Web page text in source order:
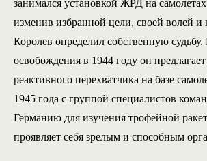
занимался установкой ЖРД на
изменив избранной цели, своей волей и
Королев определил собственную
освобождения в 1944 году он
реактивного перехватчика на базе
1945 года с группой специалистов
Германию для изучения трофейной
проявляет себя зрелым и способным